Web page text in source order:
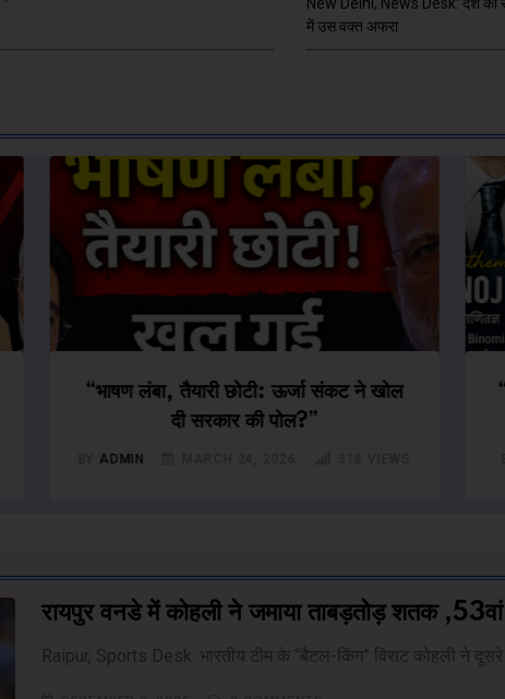
New Delhi, News Desk: देश की
में उस वक्त अफरा
“भाषण लंबा, तैयारी छोटी: ऊर्जा संकट ने खोल
दी सरकार की पोल?”
ADMIN
रायपुर वनडे में कोहली ने जमाया ताबड़तोड़ शतक
Raipur, Sports Desk: भारतीय टीम के “बैटल-किंग” विराट कोहली ने